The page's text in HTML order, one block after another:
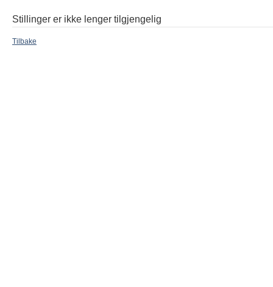
Stillinger er ikke lenger tilgjengelig
Tilbake